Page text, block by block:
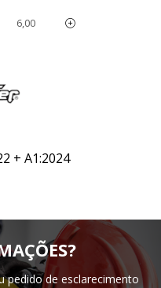
6,00
+ A1:2024
pedido de esclarecimento